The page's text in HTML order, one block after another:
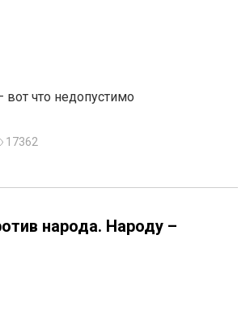
вот что недопустимо
17362
народа. Народу –